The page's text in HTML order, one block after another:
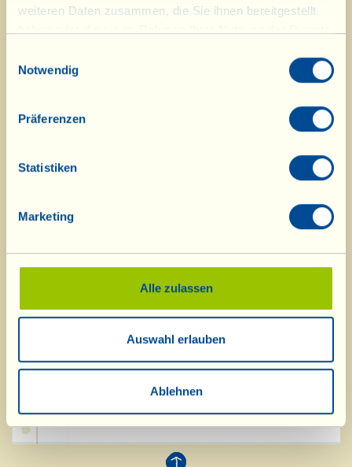
weiteren Daten zusammen, die Sie ihnen bereitgestellt
Notwendig
Präferenzen
Statistiken
Marketing
Alle zulassen
Auswahl erlauben
Ablehnen
Hackfleisch und Piccantissima und –
da es auch die Zeit der Weinlese ist -
für eine Kuppeltorte mit Trauben
frühherbstlichen Menü der Fattoria.